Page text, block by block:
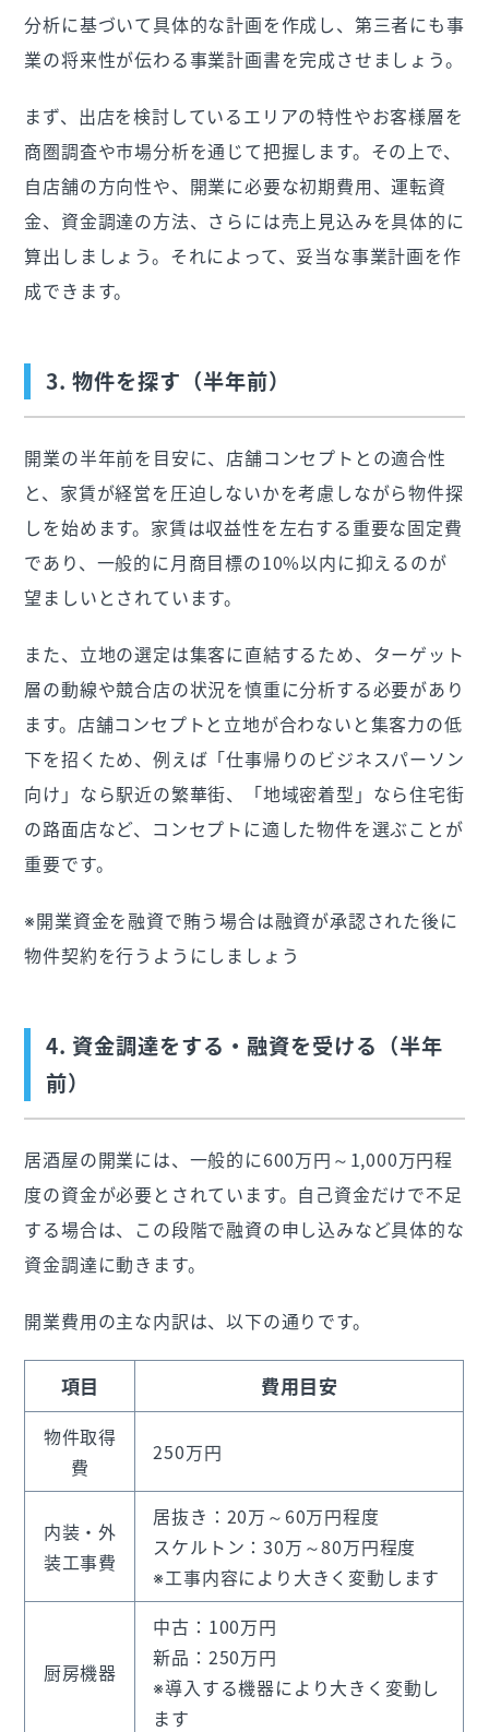
分析に基づいて具体的な計画を作成し、第三者にも事
業の将来性が伝わる事業計画書を完成させましょう。
まず、出店を検討しているエリアの特性やお客様層を
商圏調査や市場分析を通じて把握します。その上で、
自店舗の方向性や、開業に必要な初期費用、運転資
金、資金調達の方法、さらには売上見込みを具体的に
算出しましょう。それによって、妥当な事業計画を作
成できます。
3. 物件を探す（半年前）
開業の半年前を目安に、店舗コンセプトとの適合性
と、家賃が経営を圧迫しないかを考慮しながら物件探
しを始めます。家賃は収益性を左右する重要な固定費
であり、一般的に月商目標の10%以内に抑えるのが
望ましいとされています。
また、立地の選定は集客に直結するため、ターゲット
層の動線や競合店の状況を慎重に分析する必要があり
ます。店舗コンセプトと立地が合わないと集客力の低
下を招くため、例えば「仕事帰りのビジネスパーソン
向け」なら駅近の繁華街、「地域密着型」なら住宅街
の路面店など、コンセプトに適した物件を選ぶことが
重要です。
※開業資金を融資で賄う場合は融資が承認された後に
物件契約を行うようにしましょう
4. 資金調達をする・融資を受ける（半年
前）
居酒屋の開業には、一般的に600万円～1,000万円程
度の資金が必要とされています。自己資金だけで不足
する場合は、この段階で融資の申し込みなど具体的な
資金調達に動きます。
開業費用の主な内訳は、以下の通りです。
項目 費用目安
物件取得
費
250万円
内装・外
装工事費
居抜き：20万～60万円程度
スケルトン：30万～80万円程度
※工事内容により大きく変動します
厨房機器
中古：100万円
新品：250万円
※導入する機器により大きく変動し
ます